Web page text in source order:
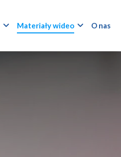
Materiały wideo O nas